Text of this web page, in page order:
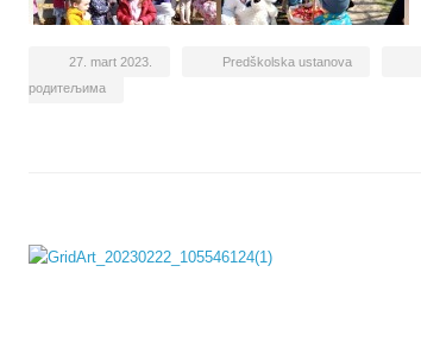
27. mart 2023. Predškolska ustanova
родитељима